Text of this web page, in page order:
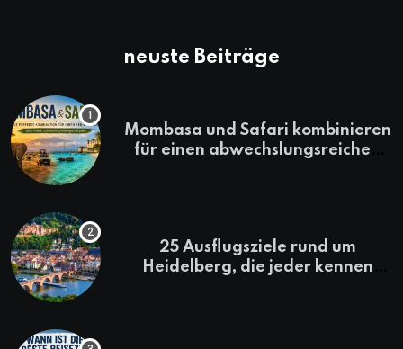
neuste Beiträge
Mombasa und Safari kombinieren
für einen abwechslungsreichen
25 Ausflugsziele rund um
Heidelberg, die jeder kennen